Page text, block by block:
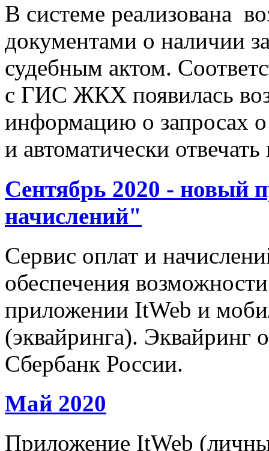
В системе реализована
документами о наличии
судебным актом.
с ГИС ЖКХ появилась
информацию о запросах
и автоматически
Сентябрь 2020 - новый
начислений"
Сервис оплат и
обеспечения
приложении ItWeb и
(эквайринга). Эквайринг
Сбербанк России.
Май 2020
Приложение ItWeb